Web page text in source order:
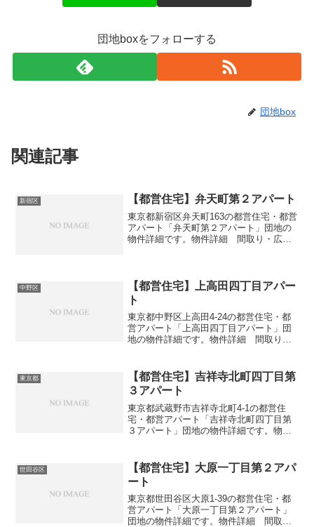
団地boxをフォローする
団地box
関連記事
新宿区 【都営住宅】弁天町第２アパート
東京都新宿区弁天町163の都営住宅・都営
アパート「弁天町第２アパート」団地の
物件詳細です。物件詳細 間取り・広さ
セス主な...
中野区
【都営住宅】上高田四丁目アパー
ト
東京都中野区上高田4-24の都営住宅・都
営アパート「上高田四丁目アパート」団
地の物件詳細です。物件詳細 間取り・
1DK-3DK広さ・面積32-63㎡建設年度築年
数20...
東京都
【都営住宅】吉祥寺北町四丁目第
３アパート
東京都武蔵野市吉祥寺北町4-1の都営住
宅・都営アパート「吉祥寺北町四丁目第
３アパート」団地の物件詳細です。物件
蔵野市吉祥寺北町4-1間取り3DK広さ・面
積51-59㎡建...
世田谷区
【都営住宅】大原一丁目第２アパ
ート
東京都世田谷区大原1-39の都営住宅・都
営アパート「大原一丁目第２アパート」
団地の物件詳細です。物件詳細 間取